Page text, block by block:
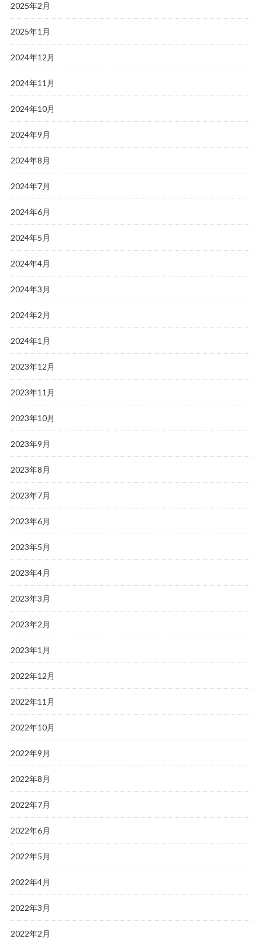
2025年2月
2025年1月
2024年12月
2024年11月
2024年10月
2024年9月
2024年8月
2024年7月
2024年6月
2024年5月
2024年4月
2024年3月
2024年2月
2024年1月
2023年12月
2023年11月
2023年10月
2023年9月
2023年8月
2023年7月
2023年6月
2023年5月
2023年4月
2023年3月
2023年2月
2023年1月
2022年12月
2022年11月
2022年10月
2022年9月
2022年8月
2022年7月
2022年6月
2022年5月
2022年4月
2022年3月
2022年2月